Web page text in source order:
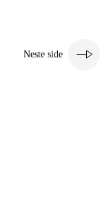
Neste side